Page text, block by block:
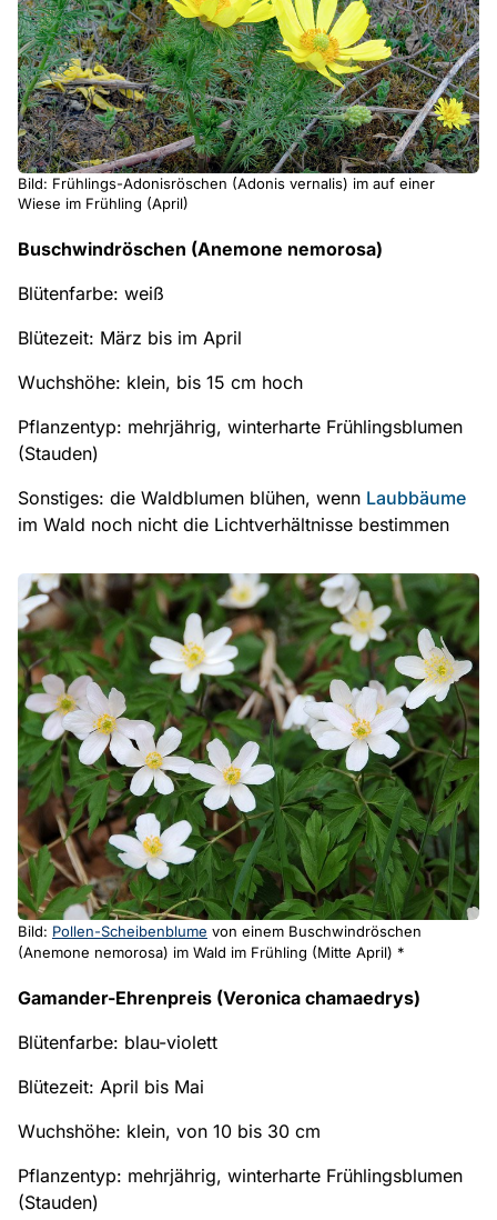
Bild: Frühlings-Adonisröschen (Adonis vernalis) im auf einer
Wiese im Frühling (April)
Buschwindröschen (Anemone nemorosa)
Blütenfarbe: weiß
Blütezeit: März bis im April
Wuchshöhe: klein, bis 15 cm hoch
Pflanzentyp: mehrjährig, winterharte Frühlingsblumen
(Stauden)
Sonstiges: die Waldblumen blühen, wenn Laubbäume
im Wald noch nicht die Lichtverhältnisse bestimmen
Bild: Pollen-Scheibenblume von einem Buschwindröschen
(Anemone nemorosa) im Wald im Frühling (Mitte April) *
Gamander-Ehrenpreis (Veronica chamaedrys)
Blütenfarbe: blau-violett
Blütezeit: April bis Mai
Wuchshöhe: klein, von 10 bis 30 cm
Pflanzentyp: mehrjährig, winterharte Frühlingsblumen
(Stauden)